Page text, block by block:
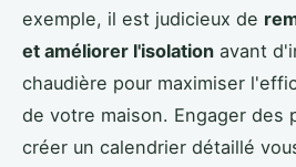
exemple, il est judicieux de
et améliorer l'isolation avant
chaudière pour maximiser
de votre maison. Engager des
créer un calendrier détaillé